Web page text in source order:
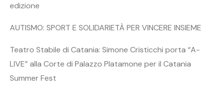
edizione
AUTISMO: SPORT E SOLIDARIETÀ PER VINCERE INSIEME
Teatro Stabile di Catania: Simone Cristicchi porta “A-
LIVE” alla Corte di Palazzo Platamone per il Catania
Summer Fest